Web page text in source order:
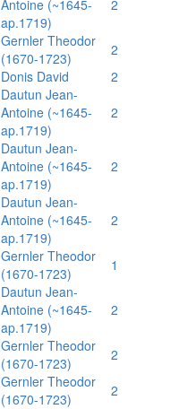
Antoine (~1645-
ap.1719)
2
Gernler Theodor
(1670-1723)
2
Donis David
2
Dautun Jean-
Antoine (~1645-
ap.1719)
2
Dautun Jean-
Antoine (~1645-
ap.1719)
2
Dautun Jean-
Antoine (~1645-
ap.1719)
2
Gernler Theodor
(1670-1723)
1
Dautun Jean-
Antoine (~1645-
ap.1719)
2
Gernler Theodor
(1670-1723)
2
Gernler Theodor
(1670-1723)
2